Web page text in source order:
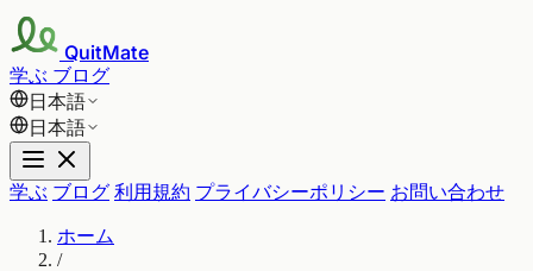
QuitMate
学ぶ ブログ
日本語
日本語
学ぶ ブログ 利用規約 プライバシーポリシー お問い合わせ
ホーム
/